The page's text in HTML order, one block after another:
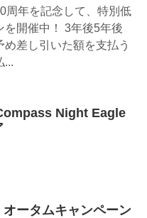
周年を記念して、特別低
を開催中！ 3年後5年後
差し引いた額を支払う
...
Night Eagle
ータムキャンペーン